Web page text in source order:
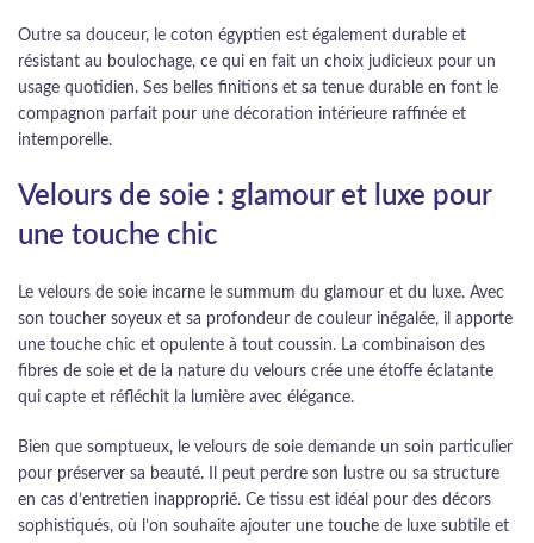
Outre sa douceur, le coton égyptien est également durable et
résistant au boulochage, ce qui en fait un choix judicieux pour un
usage quotidien. Ses belles finitions et sa tenue durable en font le
compagnon parfait pour une décoration intérieure raffinée et
intemporelle.
Velours de soie : glamour et luxe pour
une touche chic
Le velours de soie incarne le summum du glamour et du luxe. Avec
son toucher soyeux et sa profondeur de couleur inégalée, il apporte
une touche chic et opulente à tout coussin. La combinaison des
fibres de soie et de la nature du velours crée une étoffe éclatante
qui capte et réfléchit la lumière avec élégance.
Bien que somptueux, le velours de soie demande un soin particulier
pour préserver sa beauté. Il peut perdre son lustre ou sa structure
en cas d’entretien inapproprié. Ce tissu est idéal pour des décors
sophistiqués, où l’on souhaite ajouter une touche de luxe subtile et